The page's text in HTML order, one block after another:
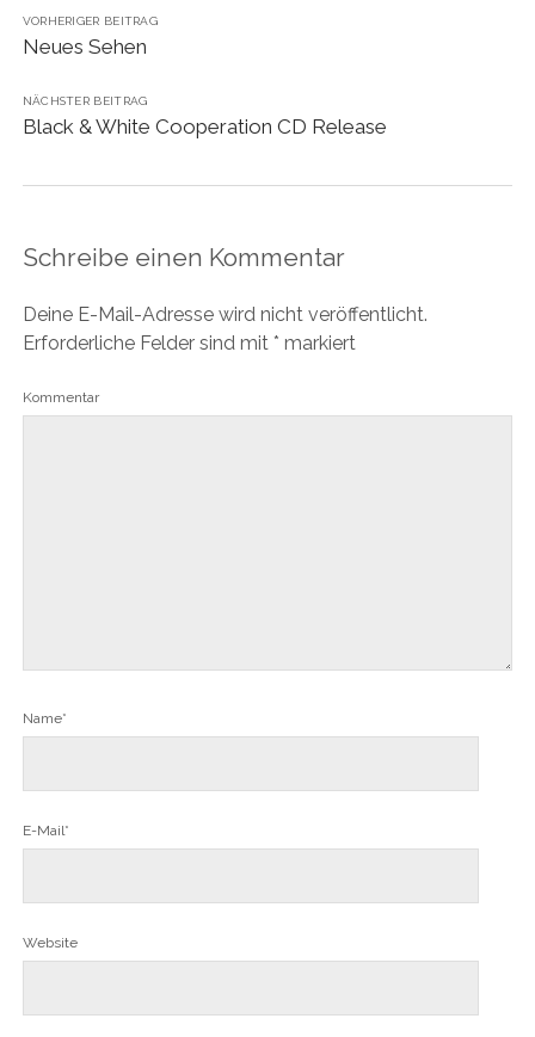
VORHERIGER BEITRAG
Neues Sehen
NÄCHSTER BEITRAG
Black & White Cooperation CD Release
Schreibe einen Kommentar
Deine E-Mail-Adresse wird nicht veröffentlicht.
Erforderliche Felder sind mit * markiert
Kommentar
Name*
E-Mail*
Website